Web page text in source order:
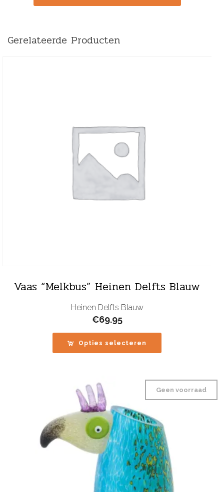
Gerelateerde Producten
Vaas “Melkbus” Heinen Delfts Blauw
Heinen Delfts Blauw
€69.95
Opties selecteren
Geen voorraad